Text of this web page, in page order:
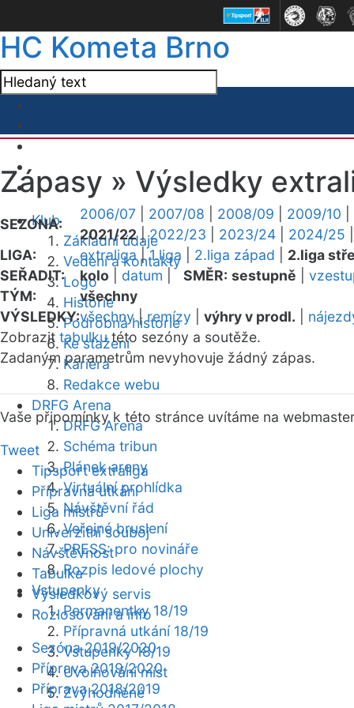
HC Kometa Brno
Klub
Základní údaje
Vedení a kontakty
Logo
Historie
Podrobná historie
Ke stažení
Kariéra
Redakce webu
DRFG Arena
DRFG Arena
Schéma tribun
Plánek areny
Virtuální prohlídka
Návštěvní řád
Veřejné bruslení
PRESS: pro novináře
Rozpis ledové plochy
Vstupenky
Permanentky 18/19
Přípravná utkání 18/19
Vstupenky 18/19
Uvolňování míst
Zvýhodněné
Zápasy » Výsledky
SEZONA:
2006/07 2007/08 2008/09 2009/10
2021/22|2022/23 2023/24 2024/25
LIGA:
extraliga |1.liga 2.liga západ 2.liga
SEŘADIT:
kolo datum SMĚR: sestupně
TÝM:
všechny
VÝSLEDKY:všechny|remízy výhry v prodl.
Zobrazit tabulkutéto sezóny a soutěže.
Zadaným parametrům nevyhovuje žádný zápas.
Vaše připomínky k této stránce uvítáme na webmaster
Tweet
Tipsport extraliga
Přípravná utkání
Liga mistrů
Univerzitní souboj
Návštěvnost
Tabulka
Výsledkový servis
Rozlosování a info
Sezóna 2019/2020
Příprava 2019/2020
Příprava 2018/2019